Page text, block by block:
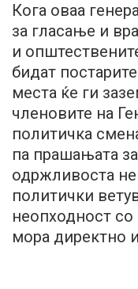
Кога оваа
за гласање и
и
бидат
места ќе ги
членовите на
политичка
па прашањата
одржливоста
политички
неопходност со
мора директно